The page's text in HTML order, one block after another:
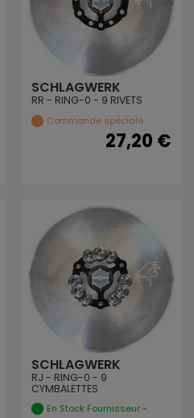
SCHLAGWERK
RR - RING-0 - 9 RIVETS
Commande spéciale
27,20 €
SCHLAGWERK
RJ - RING-0 - 9
CYMBALETTES
En Stock Fournisseur -